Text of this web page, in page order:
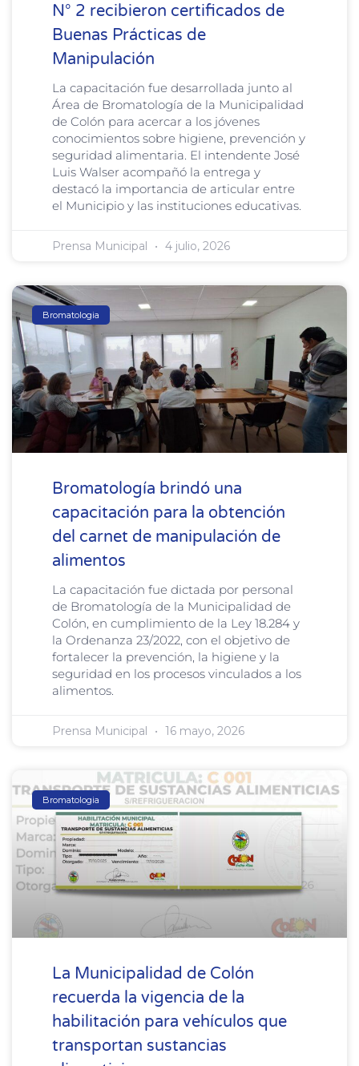
N° 2 recibieron certificados de
Buenas Prácticas de
Manipulación
La capacitación fue desarrollada junto al
Área de Bromatología de la Municipalidad
de Colón para acercar a los jóvenes
conocimientos sobre higiene, prevención y
seguridad alimentaria. El intendente José
Luis Walser acompañó la entrega y
destacó la importancia de articular entre
el Municipio y las instituciones educativas.
Prensa Municipal 4 julio, 2026
Bromatologia
Bromatología brindó una
capacitación para la obtención
del carnet de manipulación de
alimentos
La capacitación fue dictada por personal
de Bromatología de la Municipalidad de
Colón, en cumplimiento de la Ley 18.284 y
la Ordenanza 23/2022, con el objetivo de
fortalecer la prevención, la higiene y la
seguridad en los procesos vinculados a los
alimentos.
Prensa Municipal 16 mayo, 2026
Bromatologia
La Municipalidad de Colón
recuerda la vigencia de la
habilitación para vehículos que
transportan sustancias